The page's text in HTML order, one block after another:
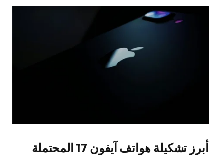
أبرز تشكيلة هواتف آيفون 17 المحتملة